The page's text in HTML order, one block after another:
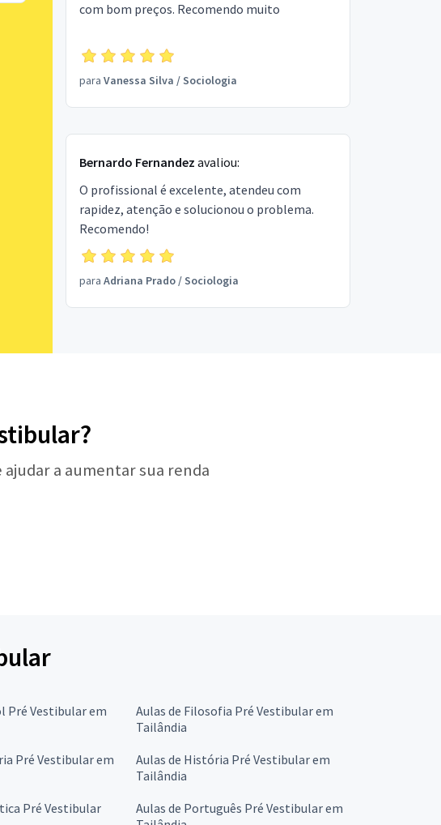
com bom preços. Recomendo muito
para Vanessa Silva /Sociologia
Bernardo Fernandez avaliou:
O profissional é excelente, atendeu com
rapidez, atenção e solucionou o problema.
Recomendo!
para Adriana Prado/Sociologia
ajudar a aumentar sua renda
Pré Vestibular em
Aulas de Filosofia Pré Vestibular em
Tailândia
Pré Vestibular em
Aulas de História Pré Vestibular em
Tailândia
Pré Vestibular
Aulas de Português Pré Vestibular em